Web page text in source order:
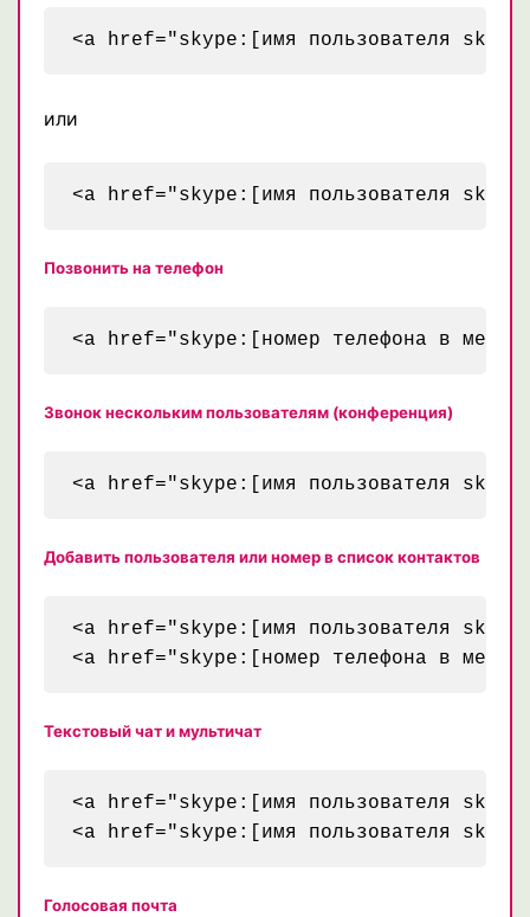
или
Позвонить на телефон
Звонок нескольким пользователям (конференция)
Добавить пользователя или номер в список контактов
<a href="skype:[имя пользователя
Текстовый чат и мультичат
<a href="skype:[имя пользователя
Голосовая почта